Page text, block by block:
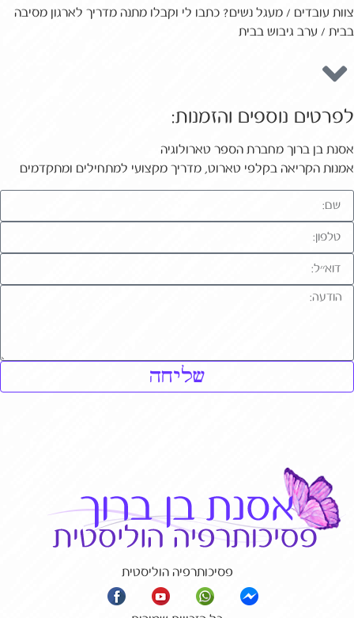
צוות עובדים / מעגל נשים? כתבו לי וקבלו מתנה מדריך לארגון מסיבה
בבית / ערב גיבוש בבית
לפרטים נוספים והזמנות:
אסנת בן ברוך מחברת הספר טארולוגיה
אמנות הקריאה בקלפי טארוט, מדריך מקצועי למתחילים ומתקדמים
שליחה
פסיכותרפיה הוליסטית